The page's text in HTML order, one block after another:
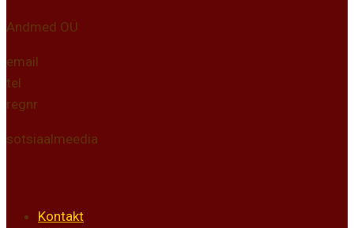
Andmed OÜ
email
tel
regnr
sotsiaalmeedia
Kontakt